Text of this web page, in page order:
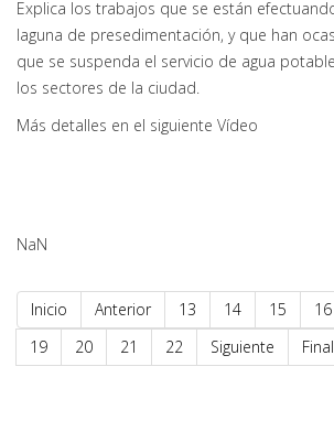
Explica los trabajos que se están
laguna de presedimentación, y que han
que se suspenda el servicio de agua
los sectores de la ciudad.
Más detalles en el siguiente Vídeo
NaN
Inicio Anterior 13 14 15 16
19
20 21 22 Siguiente Final